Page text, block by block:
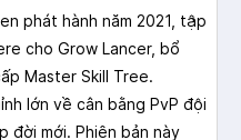
phát hành năm 2021, tập
cho Grow Lancer, bổ
Master Skill Tree.
lớn về cân bằng PvP đội
đời mới. Phiên bản này